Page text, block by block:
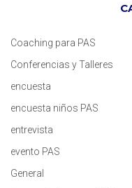
Coaching para PAS
Conferencias y Talleres
encuesta
encuesta niños PAS
entrevista
evento PAS
General